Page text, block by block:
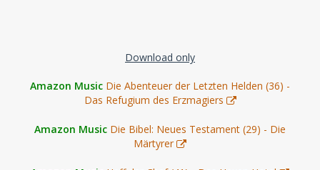
Download only
Amazon Music Die Abenteuer der Letzten Helden (36) -
Das Refugium des Erzmagiers
Amazon Music Die Bibel: Neues Testament (29) - Die
Märtyrer